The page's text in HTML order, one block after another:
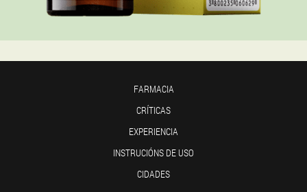
FARMACIA
CRÍTICAS
EXPERIENCIA
INSTRUCIÓNS DE USO
CIDADES